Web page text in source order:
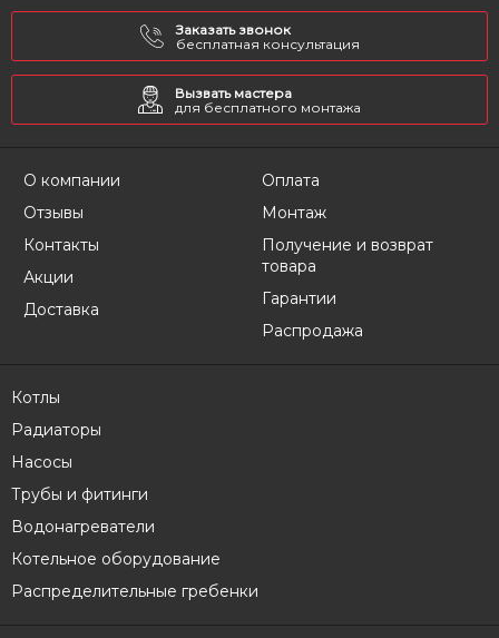
Заказать звонок
бесплатная консультация
Вызвать мастера
для бесплатного монтажа
О компании
Отзывы
Контакты
Акции
Доставка
Оплата
Монтаж
Получение и возврат
товара
Гарантии
Распродажа
Котлы
Радиаторы
Насосы
Трубы и фитинги
Водонагреватели
Котельное оборудование
Распределительные гребенки